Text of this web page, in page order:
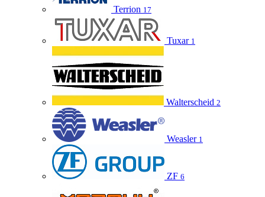
Terrion 17
Tuxar 1
Walterscheid 2
Weasler 1
ZF 6